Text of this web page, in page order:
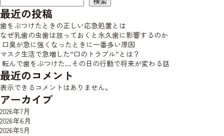
最近の投稿
歯をぶつけたときの正しい応急処置とは
なぜ乳歯の虫歯は放っておくと永久歯に影響するのか
口臭が急に強くなったときに一番多い原因
マスク生活で急増した“口のトラブル”とは？
転んで歯をぶつけた…その日の行動で将来が変わる話
最近のコメント
表示できるコメントはありません。
アーカイブ
2026年7月
2026年6月
2026年5月